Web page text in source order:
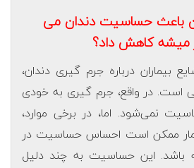
باعث حساسیت دندان می
میشه کاهش داد؟
بیماران درباره جرم گیری دندان،
است. در واقع، جرم گیری به خودی
نمی‌شود. اما، در برخی موارد،
ممکن است احساس حساسیت در
باشد. این حساسیت به چند دلیل